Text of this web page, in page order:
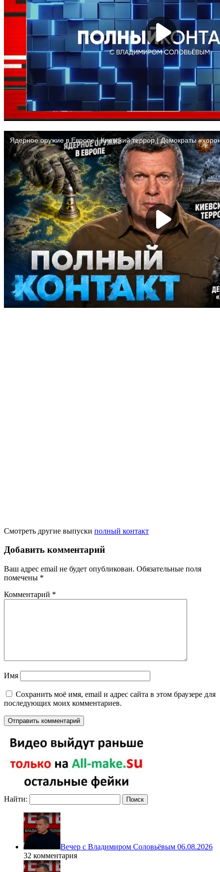
Смотреть другие выпуски полный контакт
Добавить комментарий
Ваш адрес email не будет опубликован. Обязательные поля
помечены *
Комментарий *
Имя
Сохранить моё имя, email и адрес сайта в этом браузере для
последующих моих комментариев.
Найти:
Вечер с Владимиром Соловьёвым 06.08.2026
32 комментария